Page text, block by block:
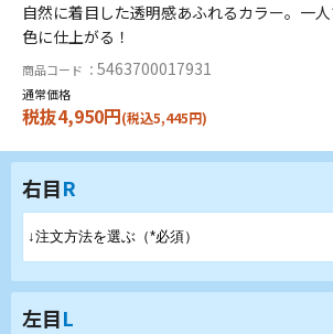
自然に着目した透明感あふれるカラー。一
色に仕上がる！
商品コード ： 5463700017931
通常価格
税抜4,950円(税込5,445円)
右目R
左目L